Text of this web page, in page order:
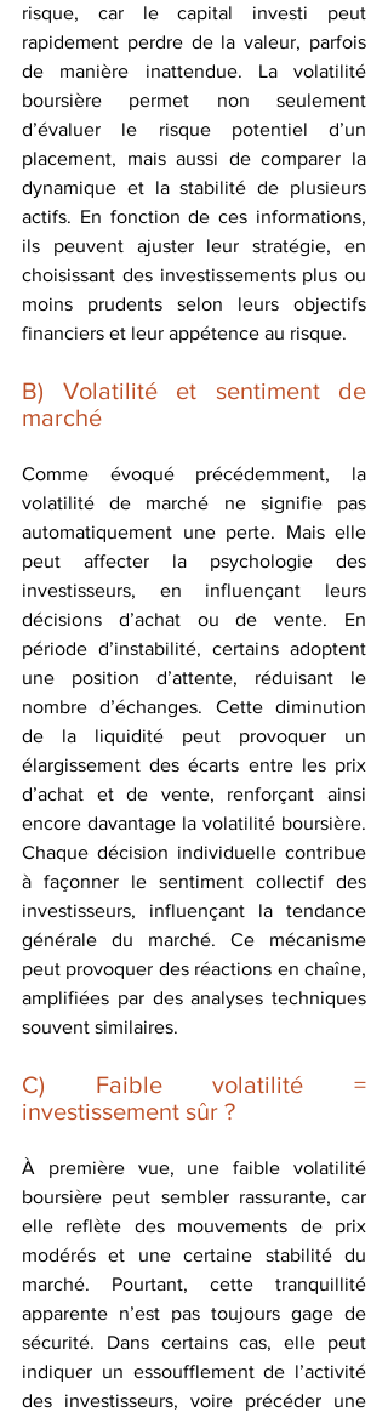
risque, car le capital investi peut
rapidement perdre de la valeur, parfois
de manière inattendue. La volatilité
boursière permet non seulement
d’évaluer le risque potentiel d’un
placement, mais aussi de comparer la
dynamique et la stabilité de plusieurs
actifs. En fonction de ces informations,
ils peuvent ajuster leur stratégie, en
choisissant des investissements plus ou
moins prudents selon leurs objectifs
financiers et leur appétence au risque.
B) Volatilité et sentiment de
marché
Comme évoqué précédemment, la
volatilité de marché ne signifie pas
automatiquement une perte. Mais elle
peut affecter la psychologie des
investisseurs, en influençant leurs
décisions d’achat ou de vente. En
période d’instabilité, certains adoptent
une position d’attente, réduisant le
nombre d’échanges. Cette diminution
de la liquidité peut provoquer un
élargissement des écarts entre les prix
d’achat et de vente, renforçant ainsi
encore davantage la volatilité boursière.
Chaque décision individuelle contribue
à façonner le sentiment collectif des
investisseurs, influençant la tendance
générale du marché. Ce mécanisme
peut provoquer des réactions en chaîne,
amplifiées par des analyses techniques
souvent similaires.
C) Faible volatilité =
investissement sûr ?
À première vue, une faible volatilité
boursière peut sembler rassurante, car
elle reflète des mouvements de prix
modérés et une certaine stabilité du
marché. Pourtant, cette tranquillité
apparente n’est pas toujours gage de
sécurité. Dans certains cas, elle peut
indiquer un essoufflement de l’activité
des investisseurs, voire précéder une